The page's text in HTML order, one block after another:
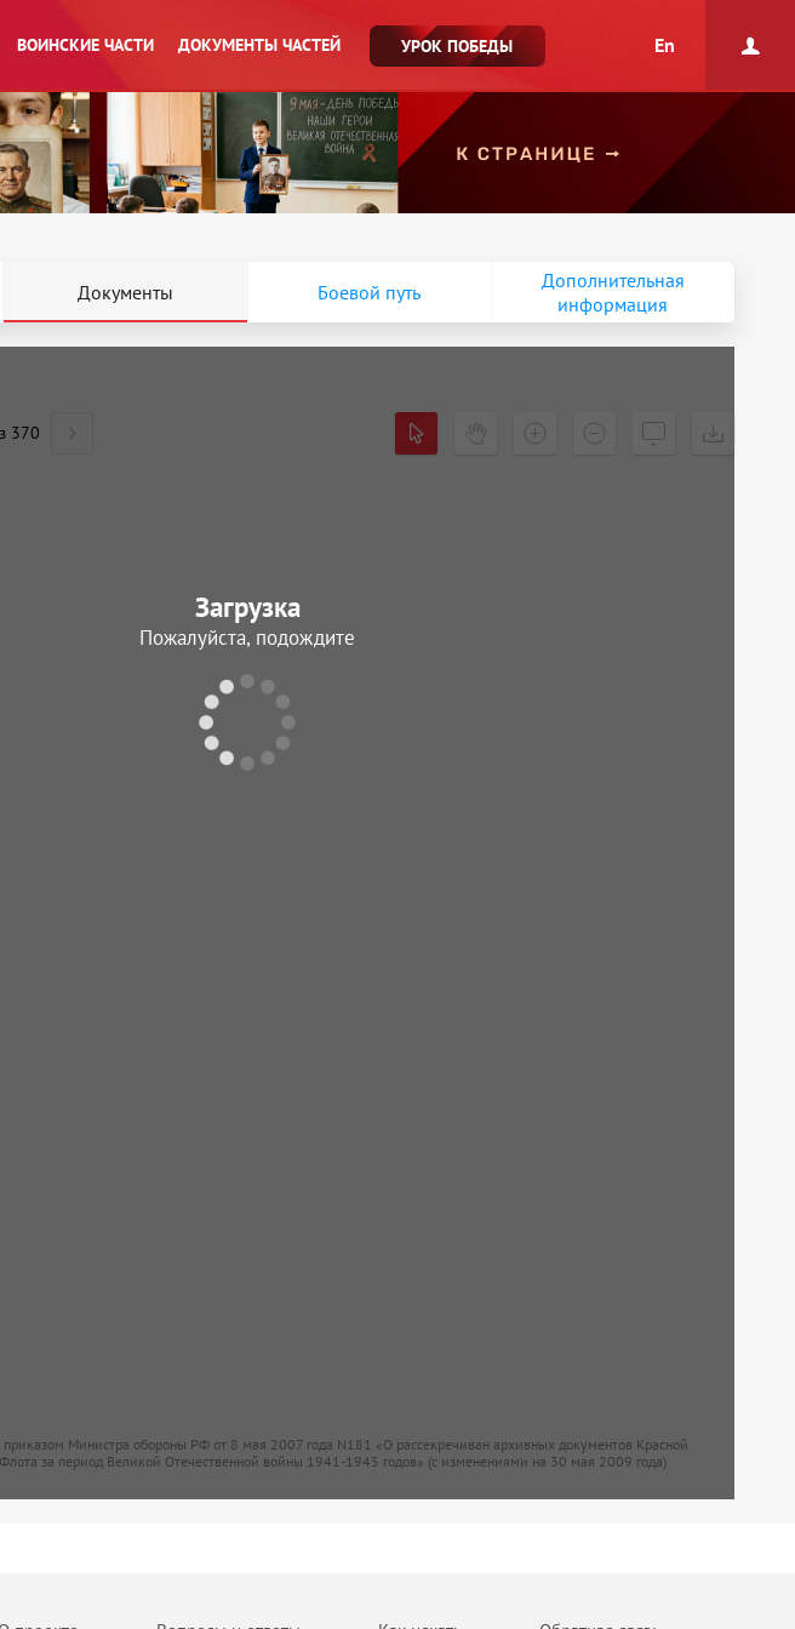
ВОИНСКИЕ ЧАСТИ ДОКУМЕНТЫ ЧАСТЕЙ УРОК ПОБЕДЫ En
Документы Боевой путь
Дополнительная
информация
370
приказом Министра обороны РФ от 8 мая 2007 года N181 «О рассекречиван архивных документов Красной
за период Великой Отечественной войны 1941-1945 годов» (с изменениями на 30 мая 2009 года)
Загрузка
Пожалуйста, подождите